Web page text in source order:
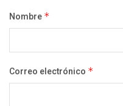
Nombre *
Correo electrónico *